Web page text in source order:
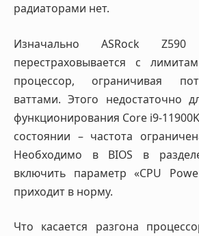
радиаторами нет.
Изначально ASRock
перестраховывается с
процессор, ограничивая
ваттами. Этого недостаточно
функционирования Core i9-
состоянии – частота
Необходимо в BIOS в
включить параметр «CPU
приходит в норму.
Что касается разгона